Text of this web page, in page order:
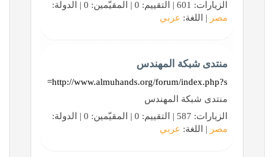
الزيارات: 601 | التقييم: 0 | المقيّمين: 0 | الدولة:
مصر | اللغة: عربي
منتدى شبكة المهندس
http://www.almuhands.org/forum/index.php?s=
منتدى شبكة المهندس
الزيارات: 587 | التقييم: 0 | المقيّمين: 0 | الدولة:
مصر | اللغة: عربي